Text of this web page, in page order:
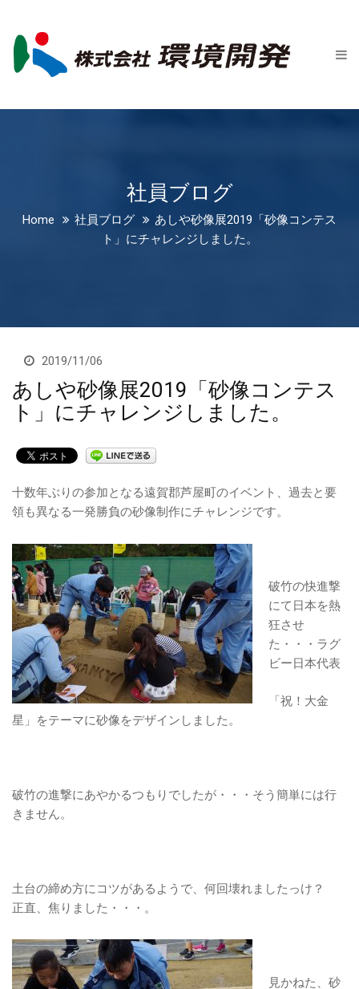
会社案内
採用情報
社員ブログ
Home 社員ブログ
あしや砂像展2019「砂像コンテス
ト」にチャレンジしました。
2019/11/06
あしや砂像展2019「砂像コンテス
ト」にチャレンジしました。
十数年ぶりの参加となる遠賀郡芦屋町のイベント、過去と要
領も異なる一発勝負の砂像制作にチャレンジです。
破竹の快進撃
にて日本を熱
狂させ
た・・・ラグ
ビー日本代表
「祝！大金
星」をテーマに砂像をデザインしました。
破竹の進撃にあやかるつもりでしたが・・・そう簡単には行
きません。
土台の締め方にコツがあるようで、何回壊れましたっけ？
正直、焦りました・・・。
見かねた、砂